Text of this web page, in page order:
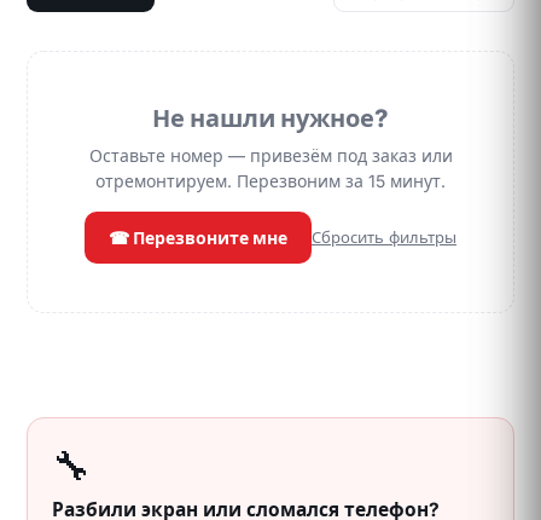
Не нашли нужное?
Оставьте номер — привезём под заказ или
отремонтируем. Перезвоним за 15 минут.
☎ Перезвоните мне Сбросить фильтры
🔧
Разбили экран или сломался телефон?